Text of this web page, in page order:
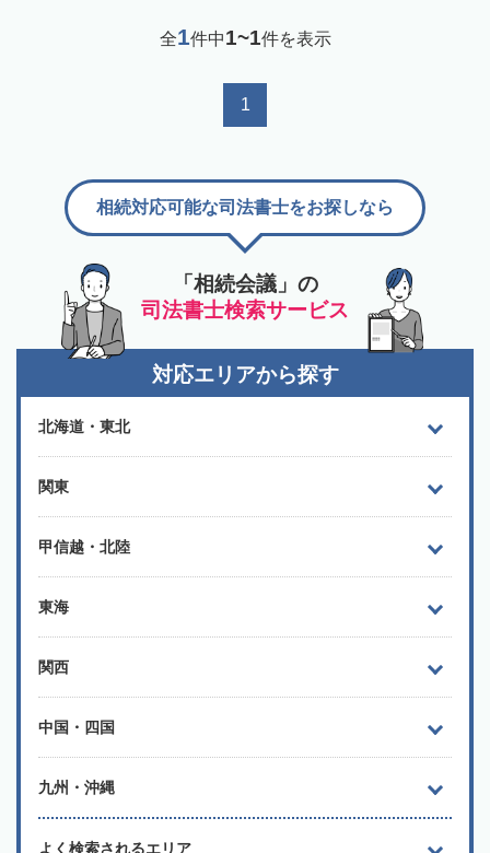
全1件中1~1件を表示
1
「相続会議」の
司法書士検索サービス
相続対応可能な司法書士をお探しなら
対応エリアから探す
北海道・東北
関東
甲信越・北陸
東海
関西
中国・四国
九州・沖縄
よく検索されるエリア